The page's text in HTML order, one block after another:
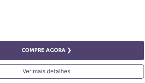
COMPRE AGORA ❯
Ver mais detalhes